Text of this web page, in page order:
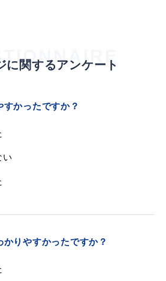
イベント情報
ビス
に関するアンケート
かったですか？
い
りやすかったですか？